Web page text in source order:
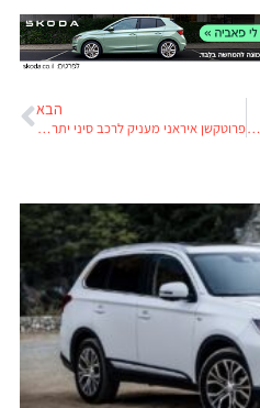
תביעה ייצוגית: קיה מתקנת את נירו על חשבונה אז למה יונדאי לא מתקנת את איוניק ההיברידית?
הבא
פרוטקשן איראני מעניק לרכב סיני יתרון כלכלי על-פני תוצרת יפן וקוריאה